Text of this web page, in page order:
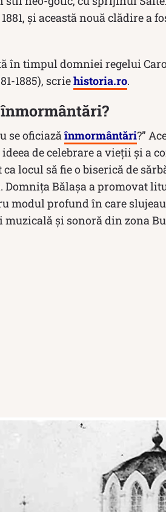
și această nouă clădire a
în timpul domniei regelui
1885), scriehistoria.ro.
înmormântări?
se oficiazăînmormântări?”
de celebrare a vieții și a
locul să fie o biserică de
Domniţa Bălaşa a promovat
profund în care
muzicală și sonoră din zona